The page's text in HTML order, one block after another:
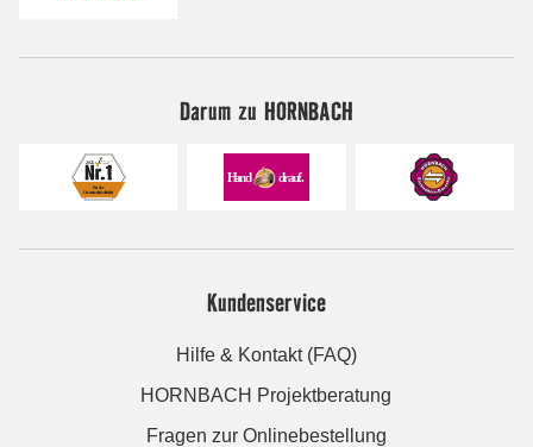
Darum zu HORNBACH
Kundenservice
Hilfe & Kontakt (FAQ)
HORNBACH Projektberatung
Fragen zur Onlinebestellung